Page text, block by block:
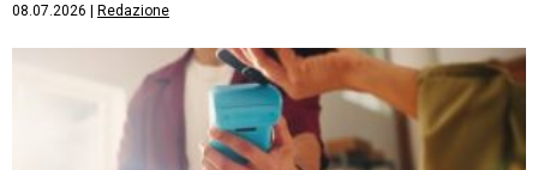
08.07.2026 | Redazione